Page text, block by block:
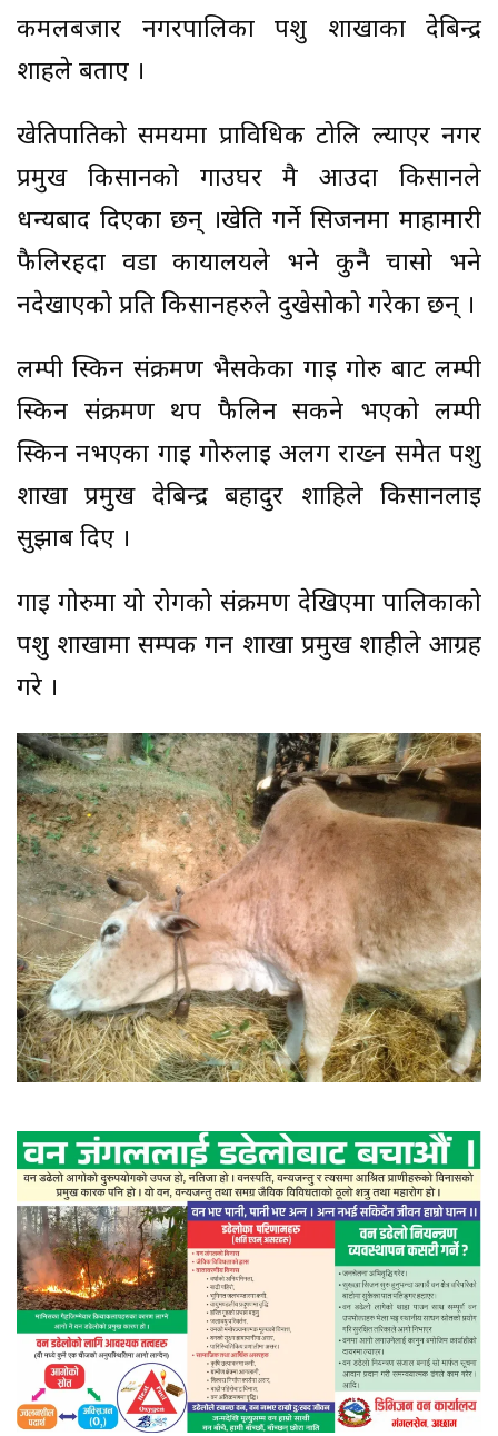
कमलबजार नगरपालिका पशु शाखाका देबिन्द्र
शाहले बताए ।
खेतिपातिको समयमा प्राविधिक टोलि ल्याएर नगर
प्रमुख किसानको गाउघर मै आउदा किसानले
धन्यबाद दिएका छन् ।खेति गर्ने सिजनमा माहामारी
फैलिरहदा वडा कार्यालयले भने कुनै चासो भने
नदेखाएको प्रति किसानहरुले दुखेसोको गरेका छन् ।
लम्पी स्किन संक्रमण भैसकेका गाइ गोरु बाट लम्पी
स्किन संक्रमण थप फैलिन सकने भएको लम्पी
स्किन नभएका गाइ गोरुलाइ अलग राख्न समेत पशु
शाखा प्रमुख देबिन्द्र बहादुर शाहिले किसानलाइ
सुझाब दिए ।
गाई गोरुमा यो रोगको संक्रमण देखिएमा पालिकाको
पशु शाखामा सम्पर्क गर्न शाखा प्रमुख शाहीले आग्रह
गरे ।